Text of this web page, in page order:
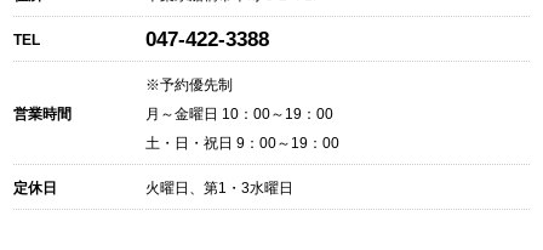
TEL 047-422-3388
営業時間
※予約優先制
月～金曜日 10：00～19：00
土・日・祝日 9：00～19：00
定休日 火曜日、第1・3水曜日